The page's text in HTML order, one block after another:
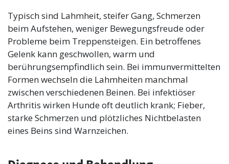
Typisch sind Lahmheit, steifer Gang, Schmerzen
beim Aufstehen, weniger Bewegungsfreude oder
Probleme beim Treppensteigen. Ein betroffenes
Gelenk kann geschwollen, warm und
berührungsempfindlich sein. Bei immunvermittelten
Formen wechseln die Lahmheiten manchmal
zwischen verschiedenen Beinen. Bei infektiöser
Arthritis wirken Hunde oft deutlich krank; Fieber,
starke Schmerzen und plötzliches Nichtbelasten
eines Beins sind Warnzeichen.